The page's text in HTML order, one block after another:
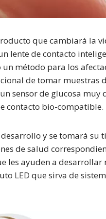
que cambiará la
lente de contacto
método para los
de tomar muestras
sensor de glucosa muy
contacto bio-compatible.
y se tomará su
de salud
les ayuden a
LED que sirva de